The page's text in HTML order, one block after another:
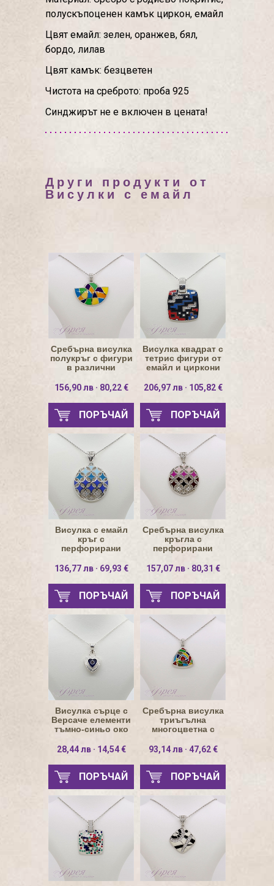
полускъпоценен камък циркон, емайл
Цвят емайл: зелен, оранжев, бял,
бордо, лилав
Цвят камък: безцветен
Чистота на среброто: проба 925
Синджирът не е включен в цената!
Други продукти от
Висулки с емайл
Сребърна висулка
полукръг с фигури
в различни
156,90 лв · 80,22 €
ПОРЪЧАЙ
Висулка квадрат с
тетрис фигури от
емайл и циркони
206,97 лв · 105,82 €
ПОРЪЧАЙ
Висулка с емайл
кръг с
перфорирани
Ø24мм
136,77 лв · 69,93 €
ПОРЪЧАЙ
Сребърна висулка
кръгла с
перфорирани
фон
157,07 лв · 80,31 €
ПОРЪЧАЙ
Висулка сърце с
Версаче елементи
тъмно-синьо око
28,44 лв · 14,54 €
ПОРЪЧАЙ
Сребърна висулка
триъгълна
многоцветна с
93,14 лв · 47,62 €
ПОРЪЧАЙ